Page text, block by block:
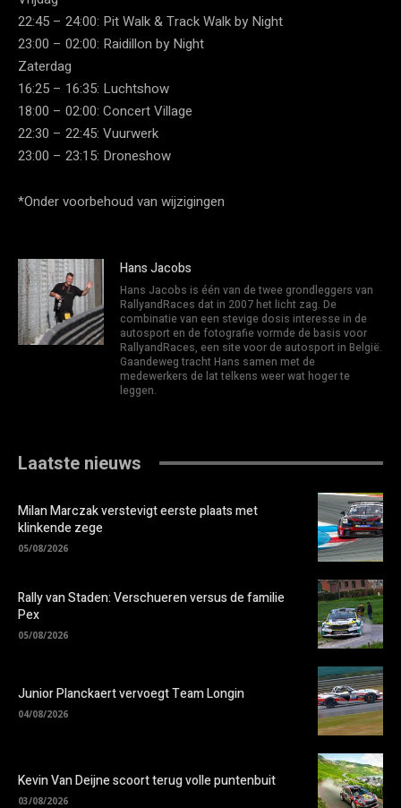
22:45 – 24:00: Pit Walk & Track Walk by Night
23:00 – 02:00: Raidillon by Night
Zaterdag
16:25 – 16:35: Luchtshow
18:00 – 02:00: Concert Village
22:30 – 22:45: Vuurwerk
23:00 – 23:15: Droneshow
*Onder voorbehoud van wijzigingen
Hans Jacobs
Hans Jacobs is één van de twee grondleggers van
RallyandRaces dat in 2007 het licht zag. De
combinatie van een stevige dosis interesse in de
autosport en de fotografie vormde de basis voor
RallyandRaces, een site voor de autosport in België.
Gaandeweg tracht Hans samen met de
medewerkers de lat telkens weer wat hoger te
leggen.
Laatste nieuws
Milan Marczak verstevigt eerste plaats met
klinkende zege
05/08/2026
Rally van Staden: Verschueren versus de familie
Pex
05/08/2026
Junior Planckaert vervoegt Team Longin
04/08/2026
Kevin Van Deijne scoort terug volle puntenbuit
03/08/2026